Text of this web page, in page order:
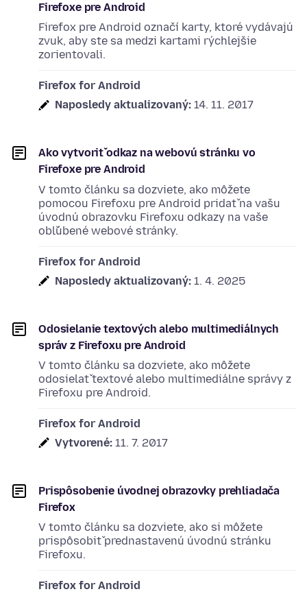
Firefoxe pre Android
Firefox pre Android označí karty, ktoré vydávajú
zvuk, aby ste sa medzi kartami rýchlejšie
zorientovali.
Firefox for Android
Naposledy aktualizovaný: 14. 11. 2017
Ako vytvoriť odkaz na webovú stránku vo
Firefoxe pre Android
V tomto článku sa dozviete, ako môžete
pomocou Firefoxu pre Android pridať na vašu
úvodnú obrazovku Firefoxu odkazy na vaše
obľúbené webové stránky.
Firefox for Android
Naposledy aktualizovaný: 1. 4. 2025
Odosielanie textových alebo multimediálnych
správ z Firefoxu pre Android
V tomto článku sa dozviete, ako môžete
odosielať textové alebo multimediálne správy z
Firefoxu pre Android.
Firefox for Android
Vytvorené: 11. 7. 2017
Prispôsobenie úvodnej obrazovky prehliadača
Firefox
V tomto článku sa dozviete, ako si môžete
prispôsobiť prednastavenú úvodnú stránku
Firefoxu.
Firefox for Android